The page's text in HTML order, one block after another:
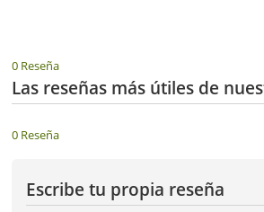
0 Reseña
Las reseñas más útiles de
0 Reseña
Escribe tu propia reseña